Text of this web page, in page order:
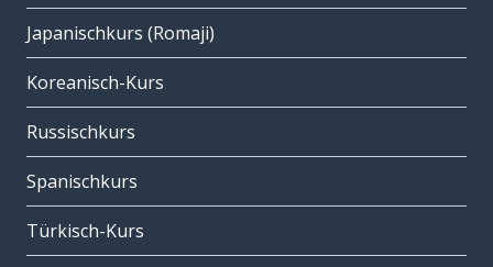
Japanischkurs (Romaji)
Koreanisch-Kurs
Russischkurs
Spanischkurs
Türkisch-Kurs